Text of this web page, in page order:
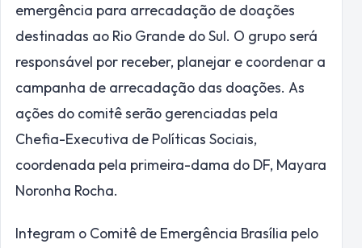
emergência para arrecadação de doações
destinadas ao Rio Grande do Sul. O grupo será
responsável por receber, planejar e coordenar a
campanha de arrecadação das doações. As
ações do comitê serão gerenciadas pela
Chefia-Executiva de Políticas Sociais,
coordenada pela primeira-dama do DF, Mayara
Noronha Rocha.
Integram o Comitê de Emergência Brasília pelo